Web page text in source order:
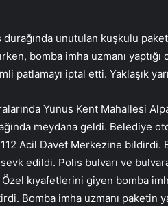
durağında unutulan kuşkulu
bomba imha uzmanı
patlamayı iptal etti. Yaklaşık
Yunus Kent Mahallesi
meydana geldi. Belediye
Acil Davet Merkezine bildirdi.
edildi. Polis bulvarı ve
kıyafetlerini giyen bomba
Bomba imha uzmanı paketin